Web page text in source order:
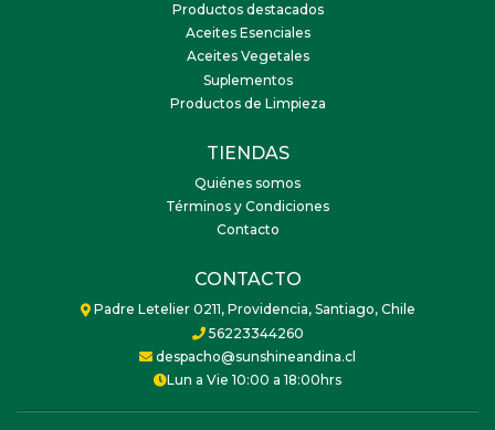
Productos destacados
Aceites Esenciales
Aceites Vegetales
Suplementos
Productos de Limpieza
TIENDAS
Quiénes somos
Términos y Condiciones
Contacto
CONTACTO
Padre Letelier 0211, Providencia, Santiago, Chile
56223344260
despacho@sunshineandina.cl
Lun a Vie 10:00 a 18:00hrs